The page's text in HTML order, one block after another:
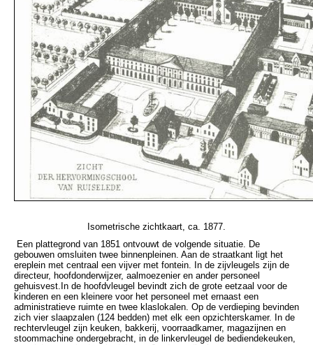
Isometrische zichtkaart, ca. 1877.
Een plattegrond van 1851 ontvouwt de volgende situatie. De
gebouwen omsluiten twee binnenpleinen. Aan de straatkant ligt het
ereplein met centraal een vijver met fontein. In de zijvleugels zijn de
directeur, hoofdonderwijzer, aalmoezenier en ander personeel
gehuisvest.In de hoofdvleugel bevindt zich de grote eetzaal voor de
kinderen en een kleinere voor het personeel met ernaast een
administratieve ruimte en twee klaslokalen. Op de verdieping bevinden
zich vier slaapzalen (124 bedden) met elk een opzichterskamer. In de
rechtervleugel zijn keuken, bakkerij, voorraadkamer, magazijnen en
stoommachine ondergebracht, in de linkervleugel de bediendekeuken,